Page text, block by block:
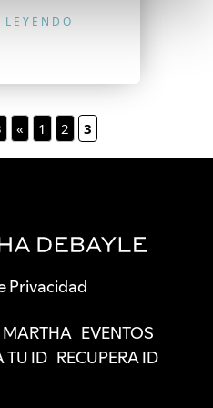
« 1 2 3
Privacidad
MARTHA EVENTOS
TU ID RECUPERA ID